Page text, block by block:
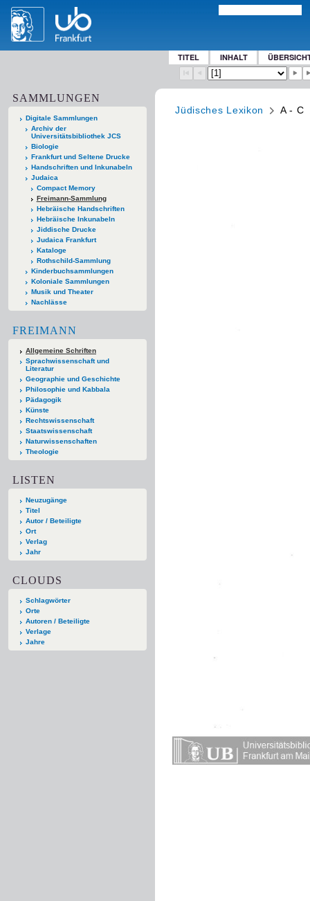
TITEL INHALT
SAMMLUNGEN
Digitale Sammlungen
Archiv der
Universitätsbibliothek JCS
Biologie
Frankfurt und Seltene Drucke
Handschriften und Inkunabeln
Judaica
Compact Memory
Freimann-Sammlung
Hebräische Handschriften
Hebräische Inkunabeln
Jiddische Drucke
Judaica Frankfurt
Kataloge
Rothschild-Sammlung
Kinderbuchsammlungen
Koloniale Sammlungen
Musik und Theater
Nachlässe
FREIMANN
Allgemeine Schriften
Sprachwissenschaft und
Literatur
Geographie und Geschichte
Philosophie und Kabbala
Pädagogik
Künste
Rechtswissenschaft
Staatswissenschaft
Naturwissenschaften
Theologie
LISTEN
Neuzugänge
Titel
Autor / Beteiligte
Ort
Verlag
Jahr
CLOUDS
Schlagwörter
Orte
Autoren / Beteiligte
Verlage
Jahre
Jüdisches Lexikon A - C